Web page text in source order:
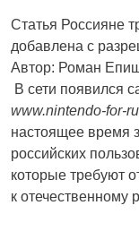
Статья Россияне
добавлена с
Автор: Роман
В сети появился
www.nintendo-for-
настоящее время
российских
которые требуют
к отечественному